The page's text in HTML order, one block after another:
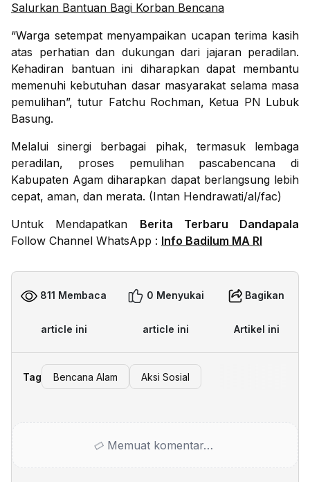
Salurkan Bantuan Bagi Korban Bencana
“Warga setempat menyampaikan ucapan terima kasih
atas perhatian dan dukungan dari jajaran peradilan.
Kehadiran bantuan ini diharapkan dapat membantu
memenuhi kebutuhan dasar masyarakat selama masa
pemulihan”, tutur Fatchu Rochman, Ketua PN Lubuk
Basung.
Melalui sinergi berbagai pihak, termasuk lembaga
peradilan, proses pemulihan pascabencana di
Kabupaten Agam diharapkan dapat berlangsung lebih
cepat, aman, dan merata. (Intan Hendrawati/al/fac)
Untuk Mendapatkan Berita Terbaru Dandapala
Follow Channel WhatsApp : Info Badilum MA RI
811 Membaca
article ini
0 Menyukai
article ini
Bagikan
Artikel ini
Tag Bencana Alam Aksi Sosial
Memuat komentar…